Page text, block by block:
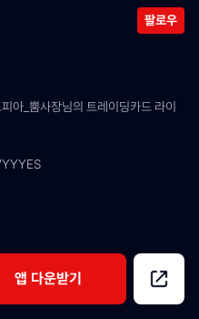
팔로우
아_뿜사장님의 트레이딩카드 라이
앱 다운받기